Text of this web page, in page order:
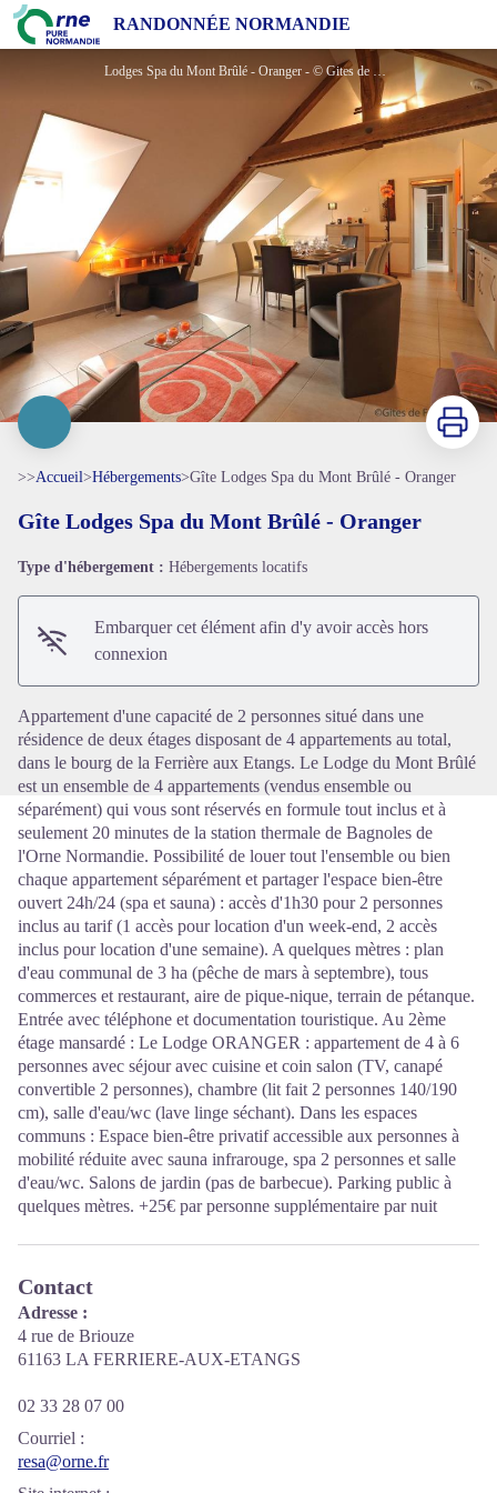
RANDONNÉE NORMANDIE
Gîte Lodges Spa du Mont Brûlé - Oranger
Lodges Spa du Mont Brûlé - Oranger - © Gites de France Orne
Voir l'image en plein écran
Imprimer
>>Accueil>Hébergements>Gîte Lodges Spa du Mont Brûlé - Oranger
Gîte Lodges Spa du Mont Brûlé - Oranger
Type d'hébergement : Hébergements locatifs
Embarquer cet élément afin d'y avoir accès hors
connexion
Appartement d'une capacité de 2 personnes situé dans une
résidence de deux étages disposant de 4 appartements au total,
dans le bourg de la Ferrière aux Etangs. Le Lodge du Mont Brûlé
est un ensemble de 4 appartements (vendus ensemble ou
séparément) qui vous sont réservés en formule tout inclus et à
seulement 20 minutes de la station thermale de Bagnoles de
l'Orne Normandie. Possibilité de louer tout l'ensemble ou bien
chaque appartement séparément et partager l'espace bien-être
ouvert 24h/24 (spa et sauna) : accès d'1h30 pour 2 personnes
inclus au tarif (1 accès pour location d'un week-end, 2 accès
inclus pour location d'une semaine). A quelques mètres : plan
d'eau communal de 3 ha (pêche de mars à septembre), tous
commerces et restaurant, aire de pique-nique, terrain de pétanque.
Entrée avec téléphone et documentation touristique. Au 2ème
étage mansardé : Le Lodge ORANGER : appartement de 4 à 6
personnes avec séjour avec cuisine et coin salon (TV, canapé
convertible 2 personnes), chambre (lit fait 2 personnes 140/190
cm), salle d'eau/wc (lave linge séchant). Dans les espaces
communs : Espace bien-être privatif accessible aux personnes à
mobilité réduite avec sauna infrarouge, spa 2 personnes et salle
d'eau/wc. Salons de jardin (pas de barbecue). Parking public à
quelques mètres. +25€ par personne supplémentaire par nuit
Contact
Adresse :
4 rue de Briouze
61163 LA FERRIERE-AUX-ETANGS
02 33 28 07 00
Courriel :
resa@orne.fr